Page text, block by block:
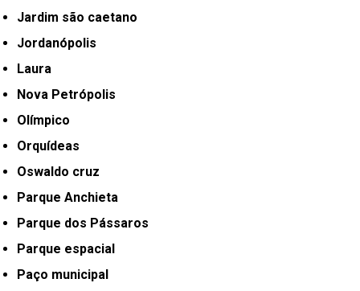
Jardim são caetano
Jordanópolis
Laura
Nova Petrópolis
Olímpico
Orquídeas
Oswaldo cruz
Parque Anchieta
Parque dos Pássaros
Parque espacial
Paço municipal